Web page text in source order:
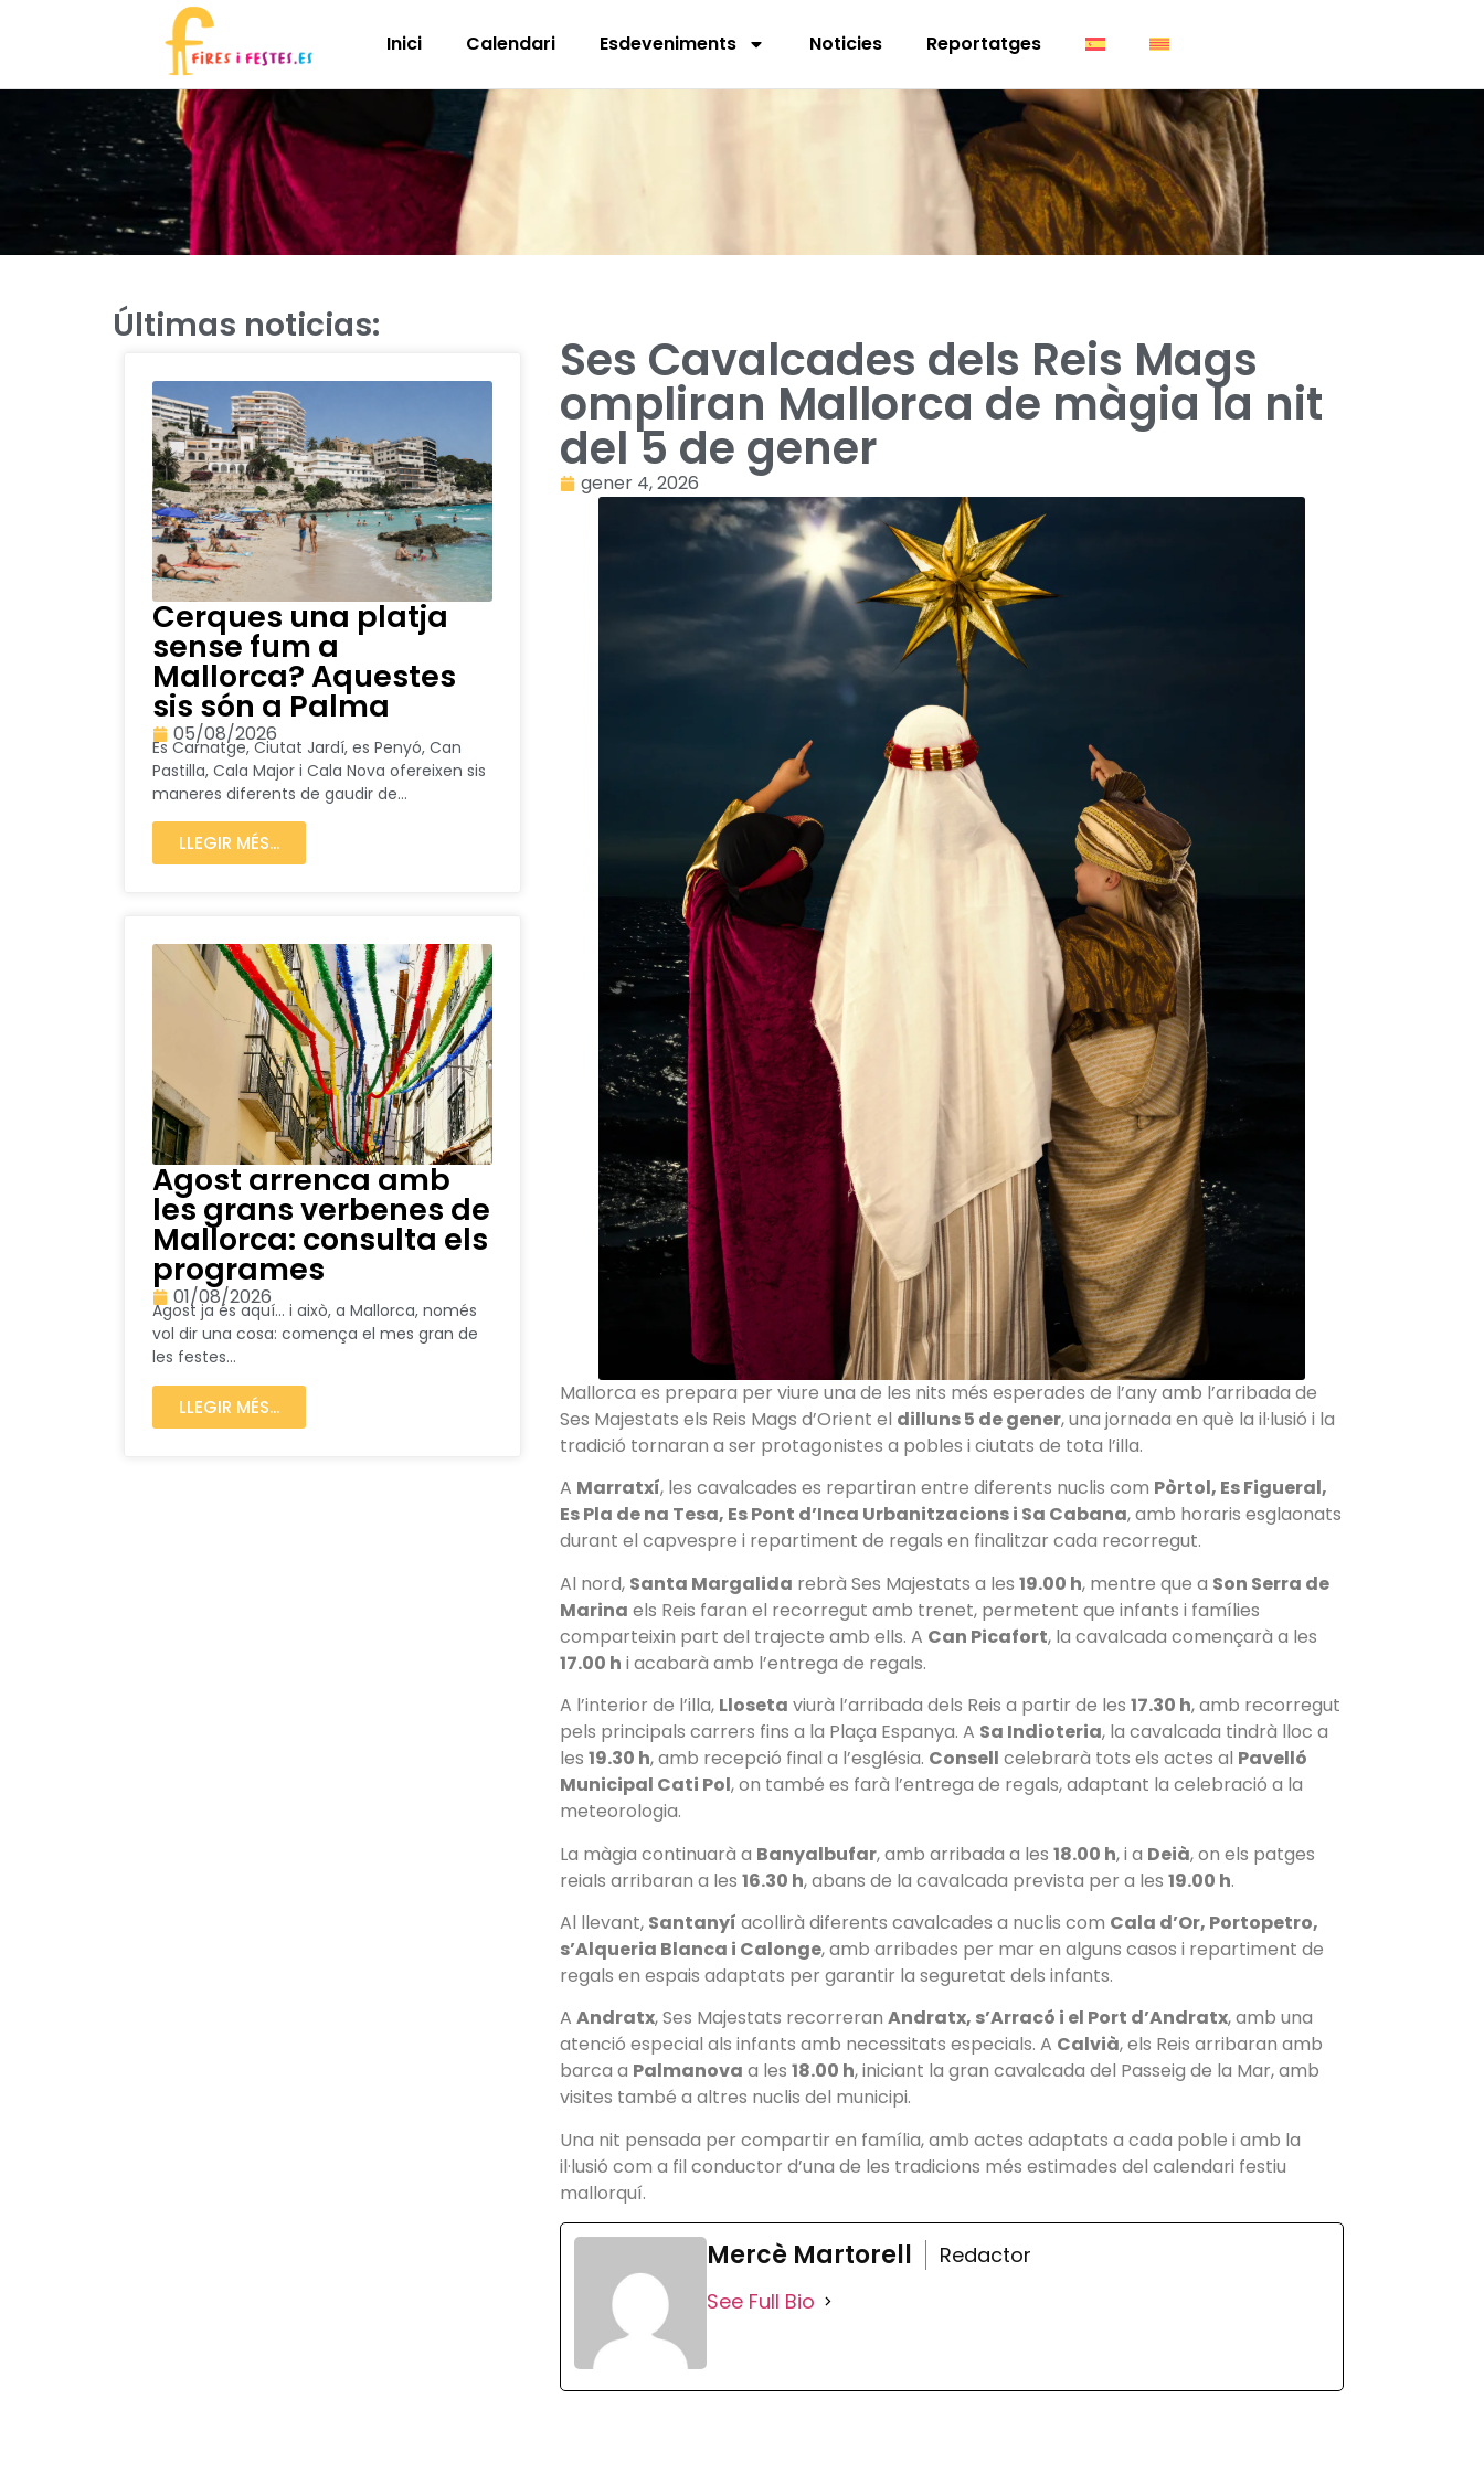
Inici Calendari Esdeveniments Noticies Reportatges
Ses Cavalcades dels Reis Mags
ompliran Mallorca de màgia la nit
del 5 de gener
gener 4, 2026
Mallorca es prepara per viure una de les nits més esperades de l’any amb l’arribada de
Ses Majestats els Reis Mags d’Orient el dilluns 5 de gener, una jornada en què la il·lusió i la
tradició tornaran a ser protagonistes a pobles i ciutats de tota l’illa.
A Marratxí, les cavalcades es repartiran entre diferents nuclis com Pòrtol, Es Figueral,
Es Pla de na Tesa, Es Pont d’Inca Urbanitzacions i Sa Cabana, amb horaris esglaonats
durant el capvespre i repartiment de regals en finalitzar cada recorregut.
Al nord, Santa Margalida rebrà Ses Majestats a les19.00 h, mentre que a Son Serra de
Marina els Reis faran el recorregut amb trenet, permetent que infants i famílies
comparteixin part del trajecte amb ells. A Can Picafort, la cavalcada començarà a les
17.00 h i acabarà amb l’entrega de regals.
A l’interior de l’illa, Lloseta viurà l’arribada dels Reis a partir de les17.30 h, amb recorregut
pels principals carrers fins a la Plaça Espanya. A Sa Indioteria, la cavalcada tindrà lloc a
les19.30 h, amb recepció final a l’església. Consell celebrarà tots els actes al Pavelló
Municipal Cati Pol, on també es farà l’entrega de regals, adaptant la celebració a la
meteorologia.
La màgia continuarà a Banyalbufar, amb arribada a les18.00 h, i a Deià, on els patges
reials arribaran a les16.30 h, abans de la cavalcada prevista per a les19.00 h.
Al llevant, Santanyí acollirà diferents cavalcades a nuclis com Cala d’Or, Portopetro,
s’Alqueria Blanca i Calonge, amb arribades per mar en alguns casos i repartiment de
regals en espais adaptats per garantir la seguretat dels infants.
AAndratx, Ses Majestats recorreranAndratx, s’Arracó i el Port d’Andratx, amb una
atenció especial als infants amb necessitats especials. A Calvià, els Reis arribaran amb
barca a Palmanova a les18.00 h, iniciant la gran cavalcada del Passeig de la Mar, amb
visites també a altres nuclis del municipi.
Una nit pensada per compartir en família, amb actes adaptats a cada poble i amb la
il·lusió com a fil conductor d’una de les tradicions més estimades del calendari festiu
mallorquí.
Mercè Martorell
Redactor
See Full Bio
Últimas noticias:
Cerques una platja
sense fum a
Mallorca? Aquestes
sis són a Palma
05/08/2026
Es Carnatge, Ciutat Jardí, es Penyó, Can
Pastilla, Cala Major i Cala Nova ofereixen sis
maneres diferents de gaudir de...
LLEGIR MÉS...
Agost arrenca amb
les grans verbenes de
Mallorca: consulta els
programes
01/08/2026
Agost ja és aquí… i això, a Mallorca, només
vol dir una cosa: comença el mes gran de
les festes...
LLEGIR MÉS...